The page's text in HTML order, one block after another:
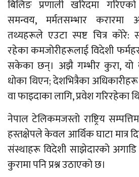
बिलिङ प्रणाली खरिदमा
समन्वय, मर्मतसम्भार करारमा
तथ्यहरूले एउटा स्पष्ट चित्र कोरे:
रहेका कमजोरीहरूलाई विदेशी
सकेका छन्। अझै गम्भीर कुरा,
धोका थिएन; देशभित्रैका
वा फाइदाका लागि, प्रवेश गरिरहेका
नेपाल टेलिकमजस्तो राष्ट्रिय
हस्तक्षेपले केवल आर्थिक घाटा मात्र
संस्थाहरू विदेशी साझेदारको
कुरामा पनि प्रश्न उठाएको छ।